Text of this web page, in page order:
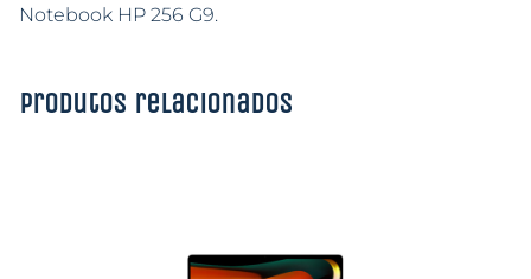
Notebook HP 256 G9.
Produtos relacionados